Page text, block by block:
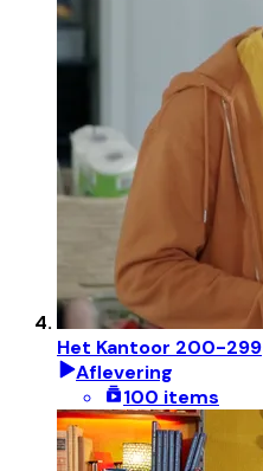
Het Kantoor 200-299
Aflevering
100 items